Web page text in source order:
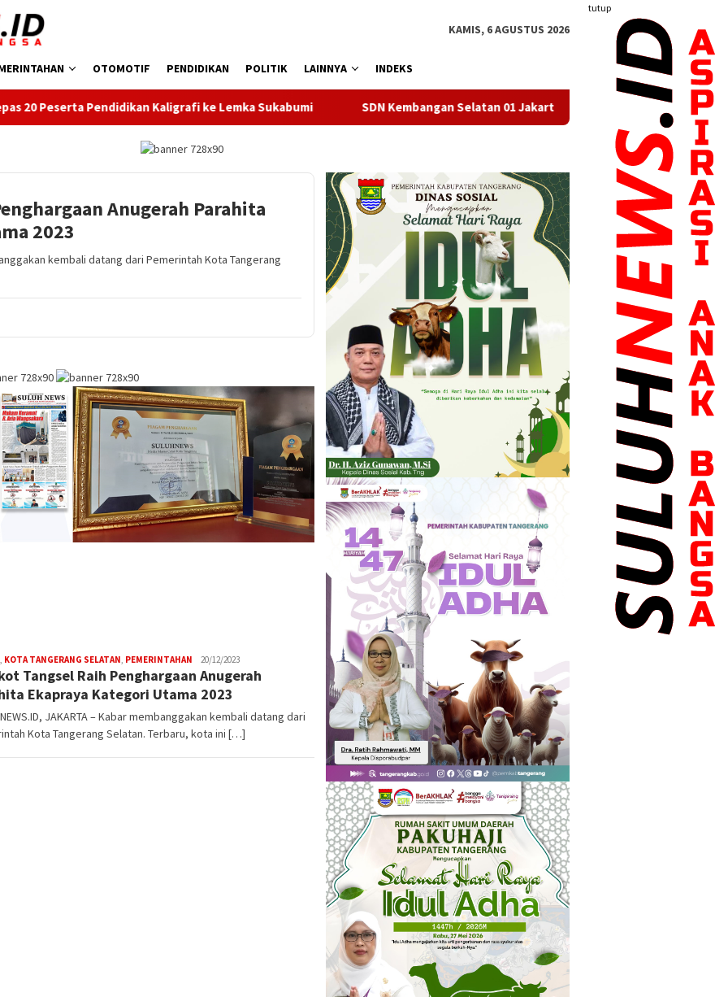
tutup
KAMIS, 6 AGUSTUS 2026
OTOMOTIF PENDIDIKAN POLITIK LAINNYA INDEKS
Kaligrafi ke Lemka Sukabumi SDN Kembangan Selatan 01 Jakarta Barat Resmi Miliki Koperasi Berbadan Hukum
Anugerah Parahita
2023
kembali datang dari Pemerintah Kota Tangerang
, KOTA TANGERANG SELATAN, PEMERINTAHAN W4nt0
20/12/2023
Tangsel Raih Penghargaan Anugerah
Ekapraya Kategori Utama 2023
JAKARTA – Kabar membanggakan kembali datang dari
Kota Tangerang Selatan. Terbaru, kota ini […]